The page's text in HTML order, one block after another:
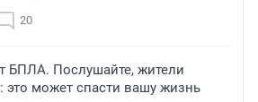
20
БПЛА. Послушайте, жители
это может спасти вашу жизнь